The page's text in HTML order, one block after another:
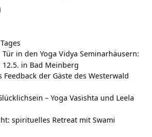
in den Yoga Vidya Seminarhäusern:
in Bad Meinberg
Feedback der Gäste des Westerwald
– Yoga Vasishta und Leela
spirituelles Retreat mit Swami